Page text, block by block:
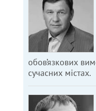
обов’язкових
сучасних містах.